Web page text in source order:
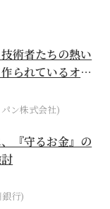
術者たちの熱い
られているオー
ン株式会社)
『守るお金』の
行)